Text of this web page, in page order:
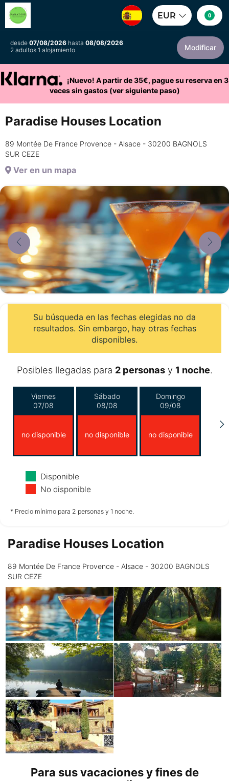
EUR 0
desde 07/08/2026 hasta 08/08/2026
2 adultos 1 alojamiento
Modificar
¡Nuevo! A partir de 35€, pague su reserva en 3
veces sin gastos (ver siguiente paso)
Paradise Houses Location
89 Montée De France Provence - Alsace - 30200 BAGNOLS
SUR CEZE
Ver en un mapa
Su búsqueda en las fechas elegidas no da
resultados. Sin embargo, hay otras fechas
disponibles.
Posibles llegadas para 2 personasy 1 noche.
Viernes
07/08
no disponible
Sábado
08/08
no disponible
Domingo
09/08
no disponible
Lunes
10/08
no disponible no disponible
Jueves
Disponible
No disponible
* Precio mínimo para 2 personas y 1 noche.
Paradise Houses Location
89 Montée De France Provence - Alsace - 30200 BAGNOLS
SUR CEZE
Para sus vacaciones y fines de